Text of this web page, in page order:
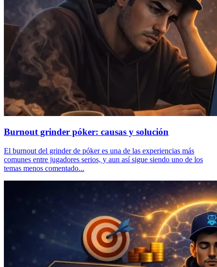
Burnout grinder póker: causas y solución
El burnout del grinder de póker es una de las experiencias más
comunes entre jugadores serios, y aun así sigue siendo uno de los
temas menos comentado...